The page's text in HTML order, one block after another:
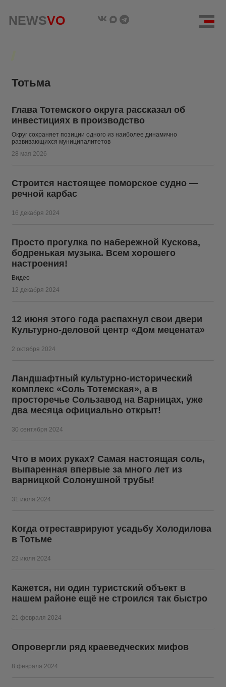
NEWSVO
NEWSVO
Тотьма
Глава Тотемского округа рассказал об
инвестициях в производство
Округ сохраняет позиции одного из наиболее динамично
развивающихся муниципалитетов
28 мая 2026
Строится настоящее поморское судно —
речной карбас
16 декабря 2024
Просто прогулка по набережной Кускова,
бодренькая музыка. Всем хорошего
настроения!
Видео
12 декабря 2024
12 июня этого года распахнул свои двери
Культурно-деловой центр «Дом мецената»
2 октября 2024
Ландшафтный культурно-исторический
комплекс «Соль Тотемская», а в
просторечье Сользавод на Варницах, уже
два месяца официально открыт!
30 сентября 2024
Что в моих руках? Самая настоящая соль,
выпаренная впервые за много лет из
варницкой Солонушной трубы!
31 июля 2024
Когда отреставрируют усадьбу Холодилова
в Тотьме
22 июля 2024
Кажется, ни один туристский объект в
нашем районе ещё не строился так быстро
21 февраля 2024
Опровергли ряд краеведческих мифов
8 февраля 2024